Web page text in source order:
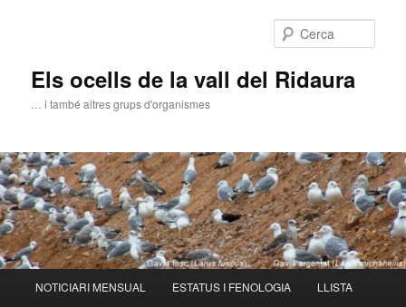
Els ocells de la vall del Ridaura
… i també altres grups d'organismes
principal
NOTICIARI MENSUAL ESTATUS I FENOLOGIA LLISTA